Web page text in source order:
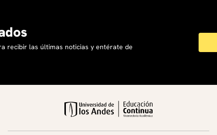
recibir las últimas noticias y entérate de